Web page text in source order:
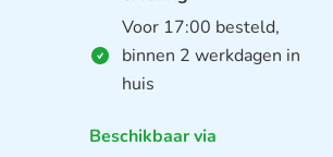
Voor 17:00 besteld,
binnen 2 werkdagen in
huis
Beschikbaar via